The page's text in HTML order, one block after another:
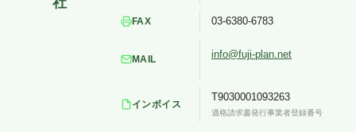
FAX 03-6380-6783
MAIL info@fuji-plan.net
インボイス
T9030001093263
適格請求書発行事業者登録番号